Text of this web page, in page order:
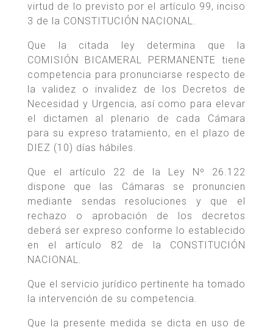
virtud de lo previsto por el artículo 99, inciso
3 de la CONSTITUCIÓN NACIONAL.
Que la citada ley determina que la
COMISIÓN BICAMERAL PERMANENTE tiene
competencia para pronunciarse respecto de
la validez o invalidez de los Decretos de
Necesidad y Urgencia, así como para elevar
el dictamen al plenario de cada Cámara
para su expreso tratamiento, en el plazo de
DIEZ (10) días hábiles.
Que el artículo 22 de la Ley Nº 26.122
dispone que las Cámaras se pronuncien
mediante sendas resoluciones y que el
rechazo o aprobación de los decretos
deberá ser expreso conforme lo establecido
en el artículo 82 de la CONSTITUCIÓN
NACIONAL.
Que el servicio jurídico pertinente ha tomado
la intervención de su competencia.
Que la presente medida se dicta en uso de